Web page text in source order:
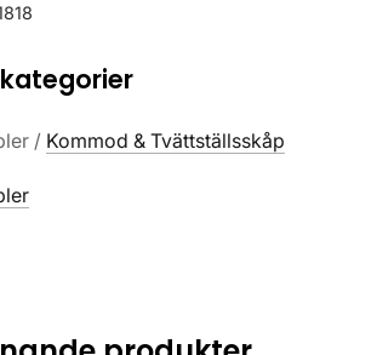
/ Kommod & Tvättställsskåp